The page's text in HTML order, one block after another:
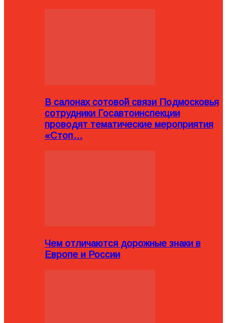
В салонах сотовой связи Подмосковья
сотрудники Госавтоинспекции
проводят тематические мероприятия
«Стоп…
Чем отличаются дорожные знаки в
Европе и России